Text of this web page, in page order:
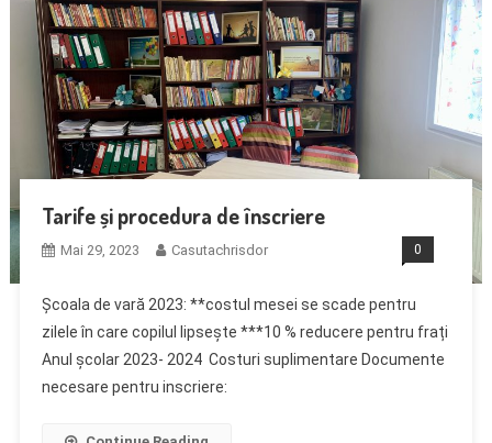
Tarife și procedura de înscriere
Mai 29, 2023 Casutachrisdor 0
Școala de vară 2023: **costul mesei se scade pentru
zilele în care copilul lipsește ***10 % reducere pentru frați
Anul școlar 2023- 2024 Costuri suplimentare Documente
necesare pentru inscriere: